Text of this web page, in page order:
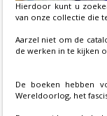
Hierdoor kunt u
van onze collectie die
Aarzel niet om de
de werken in te kijken
De boeken hebben
Wereldoorlog, het